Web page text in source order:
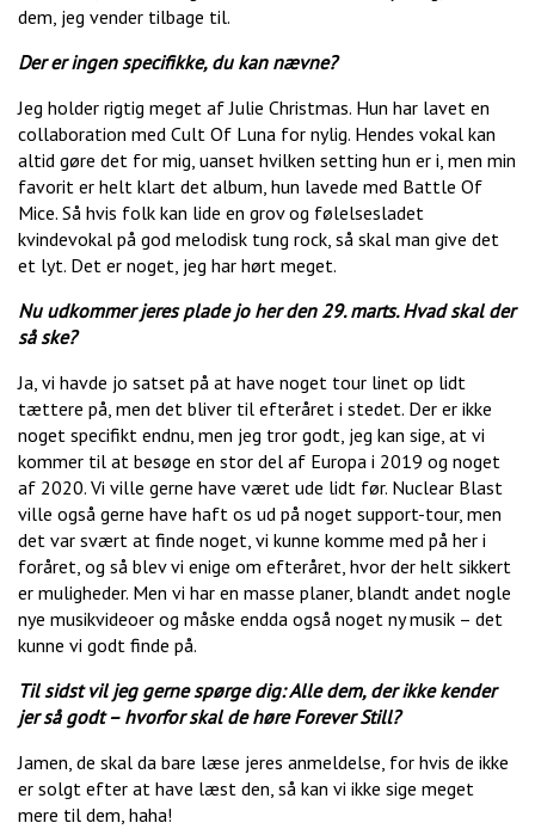
dem, jeg vender tilbage til.
Der er ingen specifikke, du kan nævne?
Jeg holder rigtig meget af Julie Christmas. Hun har lavet en
collaboration med Cult Of Luna for nylig. Hendes vokal kan
altid gøre det for mig, uanset hvilken setting hun er i, men min
favorit er helt klart det album, hun lavede med Battle Of
Mice. Så hvis folk kan lide en grov og følelsesladet
kvindevokal på god melodisk tung rock, så skal man give det
et lyt. Det er noget, jeg har hørt meget.
Nu udkommer jeres plade jo her den 29. marts. Hvad skal der
så ske?
Ja, vi havde jo satset på at have noget tour linet op lidt
tættere på, men det bliver til efteråret i stedet. Der er ikke
noget specifikt endnu, men jeg tror godt, jeg kan sige, at vi
kommer til at besøge en stor del af Europa i 2019 og noget
af 2020. Vi ville gerne have været ude lidt før. Nuclear Blast
ville også gerne have haft os ud på noget support-tour, men
det var svært at finde noget, vi kunne komme med på her i
foråret, og så blev vi enige om efteråret, hvor der helt sikkert
er muligheder. Men vi har en masse planer, blandt andet nogle
nye musikvideoer og måske endda også noget ny musik – det
kunne vi godt finde på.
Til sidst vil jeg gerne spørge dig: Alle dem, der ikke kender
jer så godt – hvorfor skal de høre Forever Still?
Jamen, de skal da bare læse jeres anmeldelse, for hvis de ikke
er solgt efter at have læst den, så kan vi ikke sige meget
mere til dem, haha!